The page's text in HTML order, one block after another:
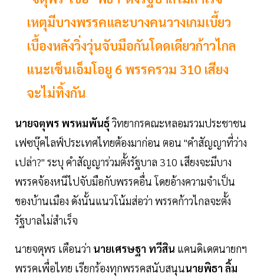
เหตุมีบางพรรคและบางคนวางเกมเบี้ยว
เบื้องหลังวิ่งวุ่นจับมือกันโดดเดียวก้าวไกล
แนะเซ็นเอ็มโอยู 6 พรรครวม 310 เสียง
จะไม่ทิ้งกัน
นายจตุพร พรหมพันธุ์วิทยากรคณะหลอมรวมประชาชน
เฟซบุ๊คไลฟ์ประเทศไทยต้องมาก่อน ตอน "คำสัญญาที่ว่าง
เปล่า?" ระบุ คำสัญญาร่วมตั้งรัฐบาล 310 เสียงจะมีบาง
พรรคจ้องหนีไปจับมือกับพรรคอื่น โดยอ้างความจำเป็น
ของบ้านเมือง ดังนั้นแนวโน้มส่อว่า พรรคก้าวไกลจะตั้ง
รัฐบาลไม่สำเร็จ
นายจตุพร เตือนว่า นายเศรษฐา ทวีสิน แคนดิเดตนายกฯ
พรรคเพื่อไทย เรียกร้องทุกพรรคสนับสนุนนายพิธา ลิ้ม